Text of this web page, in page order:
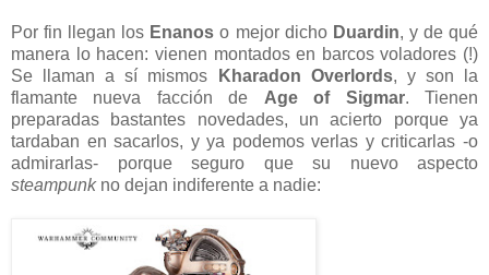
Por fin llegan los Enanos o mejor dicho Duardin, y de qué
manera lo hacen: vienen montados en barcos voladores (!)
Se llaman a sí mismos
Kharadon Overlords, y son la
flamante nueva facción de Age of Sigmar. Tienen
preparadas bastantes novedades, un acierto porque ya
tardaban en sacarlos, y ya podemos verlas y criticarlas -o
admirarlas- porque seguro que su nuevo aspecto
steampunkno dejan indiferente a nadie: